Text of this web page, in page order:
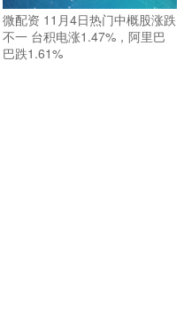
微配资 11月4日热门中概股涨跌
不一 台积电涨1.47%，阿里巴
巴跌1.61%